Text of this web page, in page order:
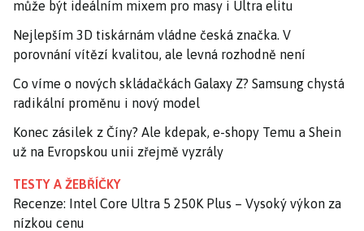
může být ideálním mixem pro masy i Ultra elitu
Nejlepším 3D tiskárnám vládne česká značka. V
porovnání vítězí kvalitou, ale levná rozhodně není
Co víme o nových skládačkách Galaxy Z? Samsung chystá
radikální proměnu i nový model
Konec zásilek z Číny? Ale kdepak, e-shopy Temu a Shein
už na Evropskou unii zřejmě vyzrály
TESTY A ŽEBŘÍČKY
Recenze: Intel Core Ultra 5 250K Plus – Vysoký výkon za
nízkou cenu